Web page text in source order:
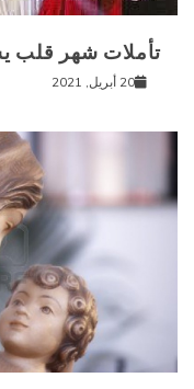
تأملات شهر قلب
20 أبريل, 2021